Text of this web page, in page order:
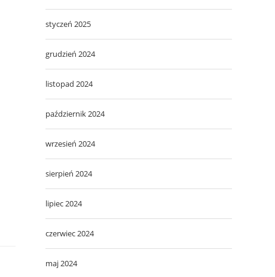
styczeń 2025
grudzień 2024
listopad 2024
październik 2024
wrzesień 2024
sierpień 2024
lipiec 2024
czerwiec 2024
maj 2024